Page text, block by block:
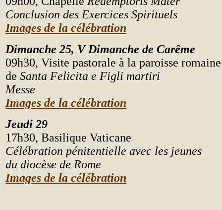
Conclusion des Exercices Spirituels
Images de la célébration
Dimanche 25, V Dimanche de Carême
09h30, Visite pastorale à la paroisse romaine
de Santa Felicita e Figli martiri
Messe
Images de la célébration
Jeudi 29
17h30, Basilique Vaticane
Célébration pénitentielle avec les jeunes
du diocèse de Rome
Images de la célébration